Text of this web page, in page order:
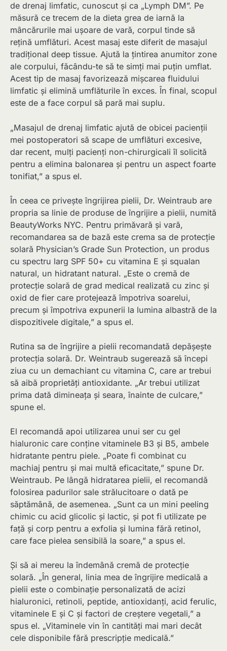
de drenaj limfatic, cunoscut și ca „Lymph DM”. Pe
măsură ce trecem de la dieta grea de iarnă la
mâncărurile mai ușoare de vară, corpul tinde să
rețină umflături. Acest masaj este diferit de masajul
tradițional deep tissue. Ajută la țintirea anumitor zone
ale corpului, făcându-te să te simți mai puțin umflat.
Acest tip de masaj favorizează mișcarea fluidului
limfatic și elimină umflăturile în exces. În final, scopul
este de a face corpul să pară mai suplu.
„Masajul de drenaj limfatic ajută de obicei pacienții
mei postoperatori să scape de umflături excesive,
dar recent, mulți pacienți non-chirurgicali îl solicită
pentru a elimina balonarea și pentru un aspect foarte
tonifiat,” a spus el.
În ceea ce privește îngrijirea pielii, Dr. Weintraub are
propria sa linie de produse de îngrijire a pielii, numită
BeautyWorks NYC. Pentru primăvară și vară,
recomandarea sa de bază este crema sa de protecție
solară Physician’s Grade Sun Protection, un produs
cu spectru larg SPF 50+ cu vitamina E și squalan
natural, un hidratant natural. „Este o cremă de
protecție solară de grad medical realizată cu zinc și
oxid de fier care protejează împotriva soarelui,
precum și împotriva expunerii la lumina albastră de la
dispozitivele digitale,” a spus el.
Rutina sa de îngrijire a pielii recomandată depășește
protecția solară. Dr. Weintraub sugerează să începi
ziua cu un demachiant cu vitamina C, care ar trebui
să aibă proprietăți antioxidante. „Ar trebui utilizat
prima dată dimineața și seara, înainte de culcare,”
spune el.
El recomandă apoi utilizarea unui ser cu gel
hialuronic care conține vitaminele B3 și B5, ambele
hidratante pentru piele. „Poate fi combinat cu
machiaj pentru și mai multă eficacitate,” spune Dr.
Weintraub. Pe lângă hidratarea pielii, el recomandă
folosirea padurilor sale strălucitoare o dată pe
săptămână, de asemenea. „Sunt ca un mini peeling
chimic cu acid glicolic și lactic, și pot fi utilizate pe
față și corp pentru a exfolia și lumina fără retinol,
care face pielea sensibilă la soare,” a spus el.
Și să ai mereu la îndemână cremă de protecție
solară. „În general, linia mea de îngrijire medicală a
pielii este o combinație personalizată de acizi
hialuronici, retinoli, peptide, antioxidanți, acid ferulic,
vitaminele E și C și factori de creștere vegetali,” a
spus el. „Vitaminele vin în cantități mai mari decât
cele disponibile fără prescripție medicală.”